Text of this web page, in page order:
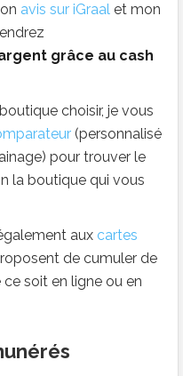
avis sur iGraal et mon
grâce au cash
choisir, je vous
(personnalisé
pour trouver le
la boutique qui vous
aux cartes
de cumuler de
ce soit en ligne ou en